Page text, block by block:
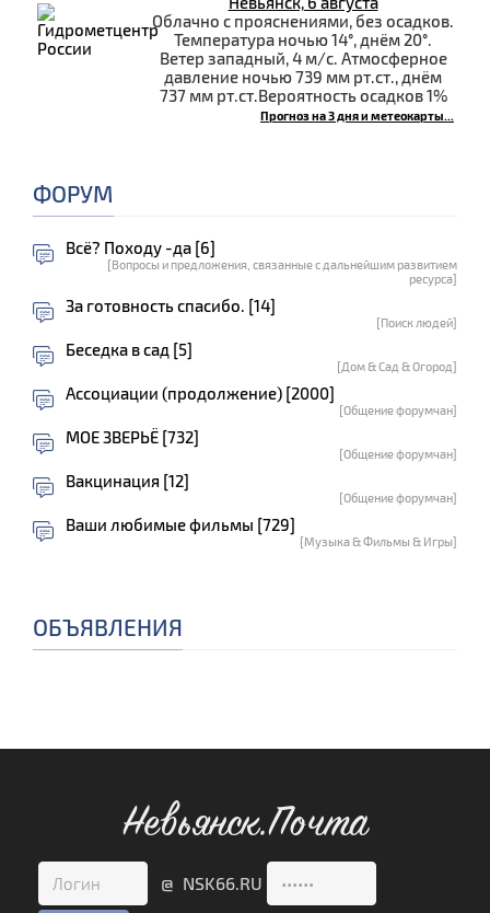
Облачно с прояснениями, без осадков.
Температура ночью 14°, днём 20°.
Ветер западный, 4 м/с. Атмосферное
давление ночью 739 мм рт.ст., днём
737 мм рт.ст.Вероятность осадков 1%
Прогноз на 3 дня и метеокарты...
ФОРУМ
Всё? Походу -да [6]
[Вопросы и предложения, связанные с дальнейшим развитием
ресурса]
За готовность спасибо. [14]
[Поиск людей]
Беседка в сад [5]
[Дом & Сад & Огород]
Ассоциации (продолжение) [2000]
[Общение форумчан]
МОЕ ЗВЕРЬЁ [732]
[Общение форумчан]
Вакцинация [12]
[Общение форумчан]
Ваши любимые фильмы [729]
[Музыка & Фильмы & Игры]
ОБЪЯВЛЕНИЯ
Невьянск.Почта
@ NSK66.RU